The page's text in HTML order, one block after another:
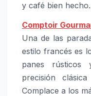
y café bien hecho.
Comptoir
Una de las
estilo francés es
panes rústicos
precisión
Complace a los